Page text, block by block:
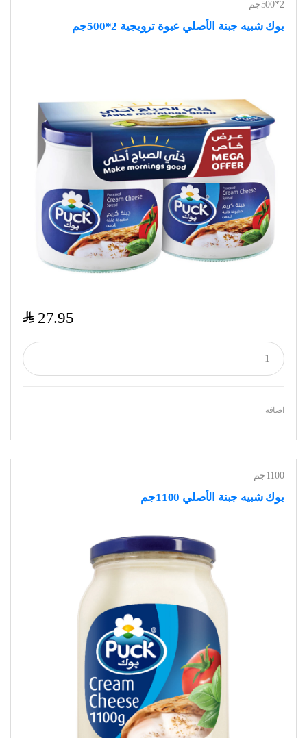
2*500جم
بوك شبيه جبنة الأصلي عبوة ترويجية 2*500جم
27.95
$
اضافة
1100جم
بوك شبيه جبنة الأصلي 1100جم